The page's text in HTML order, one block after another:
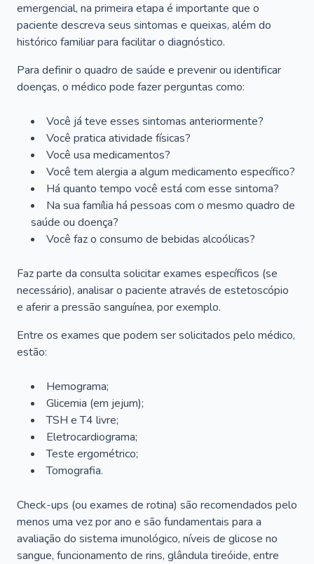
emergencial, na primeira etapa é importante que o
paciente descreva seus sintomas e queixas, além do
histórico familiar para facilitar o diagnóstico.
Para definir o quadro de saúde e prevenir ou identificar
doenças, o médico pode fazer perguntas como:
Você já teve esses sintomas anteriormente?
Você pratica atividade físicas?
Você usa medicamentos?
Você tem alergia a algum medicamento específico?
Há quanto tempo você está com esse sintoma?
Na sua família há pessoas com o mesmo quadro de
saúde ou doença?
Você faz o consumo de bebidas alcoólicas?
Faz parte da consulta solicitar exames específicos (se
necessário), analisar o paciente através de estetoscópio
e aferir a pressão sanguínea, por exemplo.
Entre os exames que podem ser solicitados pelo médico,
estão:
Hemograma;
Glicemia (em jejum);
TSH e T4 livre;
Eletrocardiograma;
Teste ergométrico;
Tomografia.
Check-ups (ou exames de rotina) são recomendados pelo
menos uma vez por ano e são fundamentais para a
avaliação do sistema imunológico, níveis de glicose no
sangue, funcionamento de rins, glândula tireóide, entre